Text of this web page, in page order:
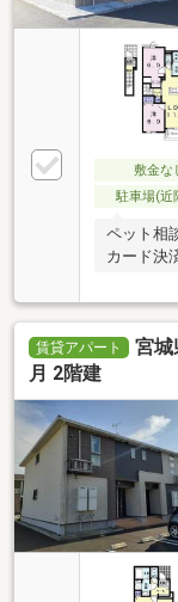
敷金な
駐車場(近
ペット相
カード決
賃貸アパート
宮城
月 2階建